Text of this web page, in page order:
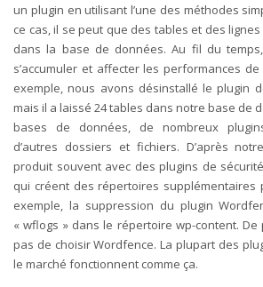
un plugin en utilisant l’une des méthodes
ce cas, il se peut que des tables et des
dans la base de données. Au fil du
s’accumuler et affecter les performances
exemple, nous avons désinstallé le plugin
mais il a laissé 24 tables dans notre base de
bases de données, de nombreux
d’autres dossiers et fichiers. D’après
produit souvent avec des plugins de
qui créent des répertoires supplémentaires
exemple, la suppression du plugin
« wflogs » dans le répertoire wp-content. De
pas de choisir Wordfence. La plupart des
le marché fonctionnent comme ça.